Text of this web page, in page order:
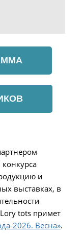
и
выставках, в
tots примет
2026. Весна».